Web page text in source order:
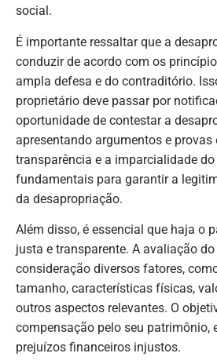
social.
É importante ressaltar que a
conduzir de acordo com os
ampla defesa e do contraditório.
proprietário deve passar por
oportunidade de contestar a
apresentando argumentos e provas
transparência e a imparcialidade
fundamentais para garantir a
da desapropriação.
Além disso, é essencial que haja o
justa e transparente. A avaliação
consideração diversos fatores,
tamanho, características físicas,
outros aspectos relevantes. O
compensação pelo seu patrimônio,
prejuízos financeiros injustos.